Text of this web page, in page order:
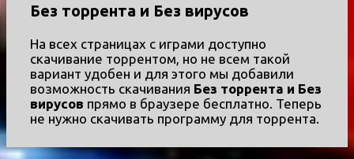
Без торрента и Без вирусов
На всех страницах с играми доступно
скачивание торрентом, но не всем такой
вариант удобен и для этого мы добавили
возможность скачивания Без торрента и Без
вирусов прямо в браузере бесплатно. Теперь
не нужно скачивать программу для торрента.